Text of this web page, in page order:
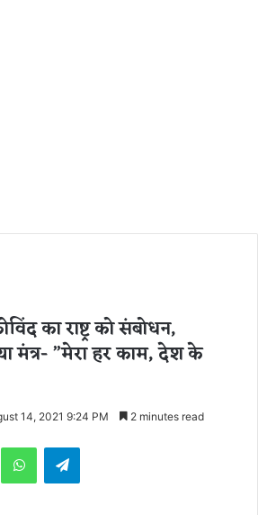
का राष्ट्र को संबोधन,
मंत्र- ”मेरा हर काम, देश के
14, 2021 9:24 PM 2 minutes read